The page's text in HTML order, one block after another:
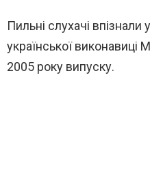
Пильні слухачі впізнали
української виконавиці
2005 року випуску.